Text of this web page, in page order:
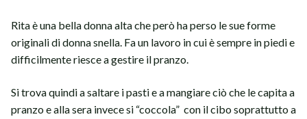
Rita è una bella donna alta che però ha perso le sue forme
originali di donna snella. Fa un lavoro in cui è sempre in piedi e
difficilmente riesce a gestire il pranzo.
Si trova quindi a saltare i pasti e a mangiare ciò che le capita a
pranzo e alla sera invece si “coccola” con il cibo soprattutto a